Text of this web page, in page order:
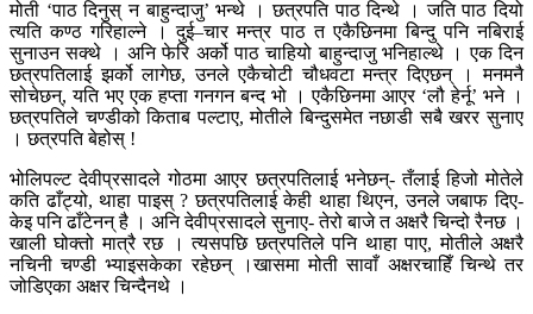
मोती ‘पाठ दिनुस् न बाहुन्दाजु’ भन्थे । छत्रपति पाठ दिन्थे । जति पाठ दियो
त्यति कण्ठ गरिहाल्ने । दुई–चार मन्त्र पाठ त एकैछिनमा बिन्दु पनि नबिराई
सुनाउन सक्थे । अनि फेरि अर्को पाठ चाहियो बाहुन्दाजु भनिहाल्थे । एक दिन
छत्रपतिलाई झर्को लागेछ, उनले एकैचोटी चौधवटा मन्त्र दिएछन् । मनमनै
सोचेछन्, यति भए एक हप्ता गनगन बन्द भो । एकैछिनमा आएर ‘लौ हेर्नू’ भने ।
छत्रपतिले चण्डीको किताब पल्टाए, मोतीले बिन्दुसमेत नछाडी सबै खरर सुनाए
। छत्रपति बेहोस् !
भोलिपल्ट देवीप्रसादले गोठमा आएर छत्रपतिलाई भनेछन्- तँलाई हिजो मोतेले
कति ढाँट्यो, थाहा पाइस् ? छत्रपतिलाई केही थाहा थिएन, उनले जबाफ दिए-
केइ पनि ढाँटेनन् है । अनि देवीप्रसादले सुनाए- तेरो बाजे त अक्षरै चिन्दो रैनछ ।
खाली घोक्तो मात्रै रछ । त्यसपछि छत्रपतिले पनि थाहा पाए, मोतीले अक्षरै
नचिनी चण्डी भ्याइसकेका रहेछन् ।खासमा मोती सावाँ अक्षरचाहिँ चिन्थे तर
जोडिएका अक्षर चिन्दैनथे ।